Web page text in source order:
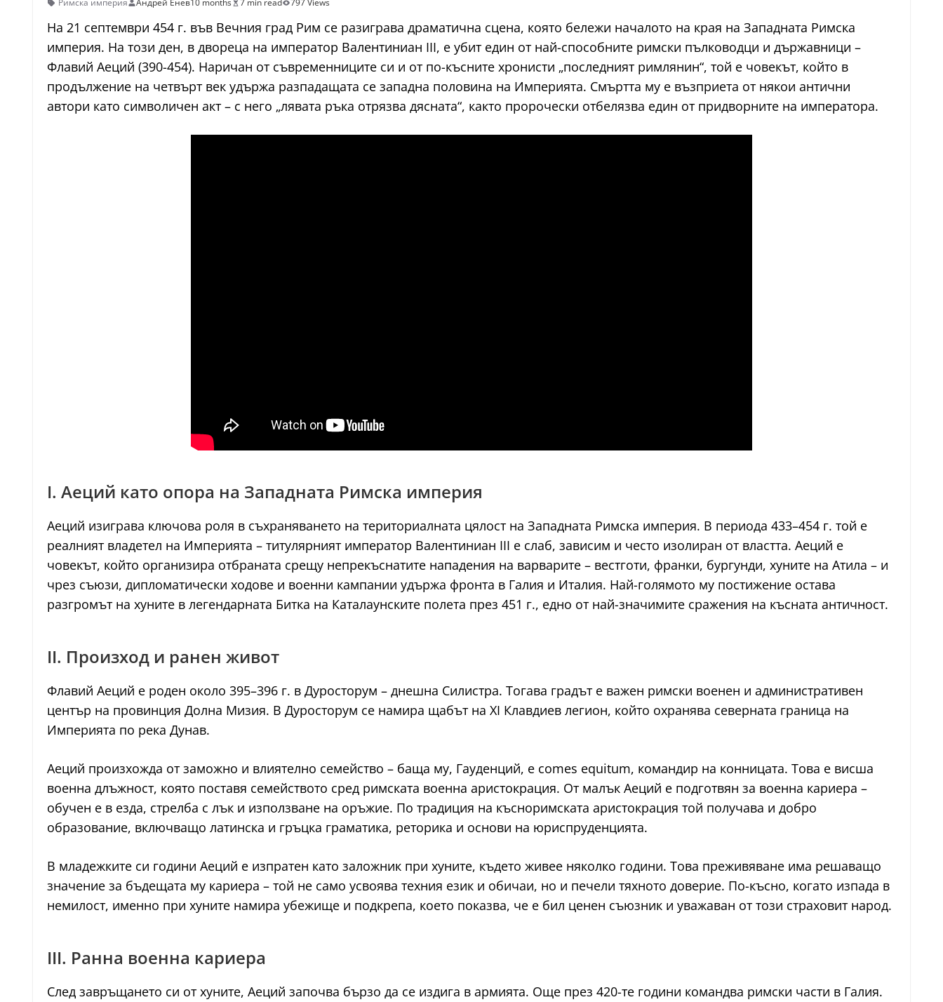
Римска империя Андрей Енев10 months 7 min read 797 Views
На 21 септември 454 г. във Вечния град Рим се разиграва драматична сцена, която бележи началото на края на Западната Римска
империя. На този ден, в двореца на император Валентиниан III, е убит един от най-способните римски пълководци и държавници –
Флавий Аеций (390-454). Наричан от съвременниците си и от по-късните хронисти „последният римлянин“, той е човекът, който в
продължение на четвърт век удържа разпадащата се западна половина на Империята. Смъртта му е възприета от някои антични
автори като символичен акт – с него „лявата ръка отрязва дясната“, както пророчески отбелязва един от придворните на императора.
I. Аеций като опора на Западната Римска империя
Аеций изиграва ключова роля в съхраняването на териториалната цялост на Западната Римска империя. В периода 433–454 г. той е
реалният владетел на Империята – титулярният император Валентиниан III е слаб, зависим и често изолиран от властта. Аеций е
човекът, който организира отбраната срещу непрекъснатите нападения на варварите – вестготи, франки, бургунди, хуните на Атила – и
чрез съюзи, дипломатически ходове и военни кампании удържа фронта в Галия и Италия. Най-голямото му постижение остава
разгромът на хуните в легендарната Битка на Каталаунските полета през 451 г., едно от най-значимите сражения на късната античност.
II. Произход и ранен живот
Флавий Аеций е роден около 395–396 г. в Дуросторум – днешна Силистра. Тогава градът е важен римски военен и административен
център на провинция Долна Мизия. В Дуросторум се намира щабът на XI Клавдиев легион, който охранява северната граница на
Империята по река Дунав.
Аеций произхожда от заможно и влиятелно семейство – баща му, Гауденций, е comes equitum, командир на конницата. Това е висша
военна длъжност, която поставя семейството сред римската военна аристокрация. От малък Аеций е подготвян за военна кариера –
обучен е в езда, стрелба с лък и използване на оръжие. По традиция на късноримската аристокрация той получава и добро
образование, включващо латинска и гръцка граматика, реторика и основи на юриспруденцията.
В младежките си години Аеций е изпратен като заложник при хуните, където живее няколко години. Това преживяване има решаващо
значение за бъдещата му кариера – той не само усвоява техния език и обичаи, но и печели тяхното доверие. По-късно, когато изпада в
немилост, именно при хуните намира убежище и подкрепа, което показва, че е бил ценен съюзник и уважаван от този страховит народ.
III. Ранна военна кариера
След завръщането си от хуните, Аеций започва бързо да се издига в армията. Още през 420-те години командва римски части в Галия.